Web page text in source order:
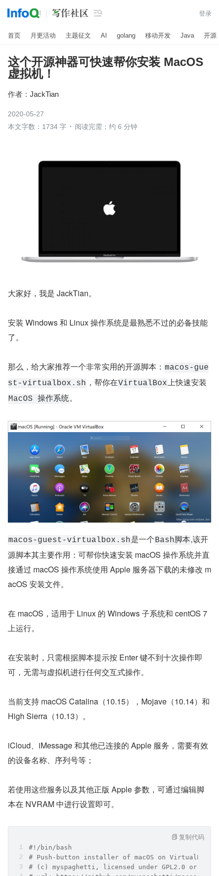
 登录
首页 月更活动 主题征文 AI golang 移动开发 Java 开源
这个开源神器可快速帮你安装 MacOS
虚拟机！
作者： JackTian
2020-05-27
本文字数：1734 字
阅读完需：约 6 分钟
大家好，我是 JackTian。
安装 Windows 和 Linux 操作系统是最熟悉不过的必备技能
了。
那么，给大家推荐一个非常实用的开源脚本： macos-gue
st-virtualbox.sh ，帮你在VirtualBox上快速安装
MacOS 操作系统。
macos-guest-virtualbox.sh是一个Bash脚本,该开
源脚本其主要作用：可帮你快速安装 macOS 操作系统并直
接通过 macOS 操作系统使用 Apple 服务器下载的未修改 m
acOS 安装文件。
在 macOS，适用于 Linux 的 Windows 子系统和 centOS 7
上运行。
在安装时，只需根据脚本提示按 Enter 键不到十次操作即
可，无需与虚拟机进行任何交互式操作。
当前支持 macOS Catalina（10.15），Mojave（10.14）和
High Sierra（10.13）。
iCloud、iMessage 和其他已连接的 Apple 服务，需要有效
的设备名称、序列号等；
若使用这些服务以及其他正版 Apple 参数，可通过编辑脚
本在 NVRAM 中进行设置即可。
#!/bin/bash
# Push-button installer of macOS on VirtualBox
# (c) myspaghetti, licensed under GPL2.0 or
复制代码